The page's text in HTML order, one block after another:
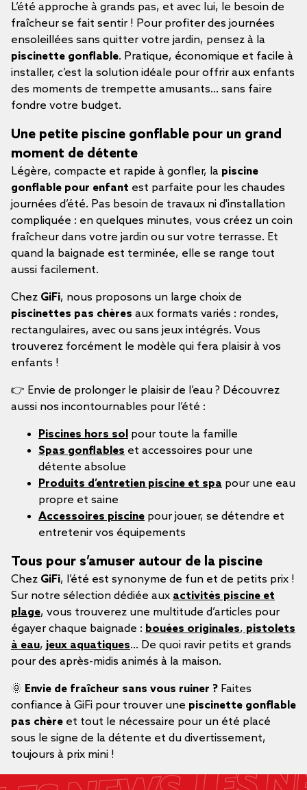
L’été approche à grands pas, et avec lui, le besoin de
fraîcheur se fait sentir ! Pour profiter des journées
ensoleillées sans quitter votre jardin, pensez à la
piscinette gonflable. Pratique, économique et facile à
installer, c’est la solution idéale pour offrir aux enfants
des moments de trempette amusants… sans faire
fondre votre budget.
Une petite piscine gonflable pour un grand
moment de détente
Légère, compacte et rapide à gonfler, la piscine
gonflable pour enfant est parfaite pour les chaudes
journées d’été. Pas besoin de travaux ni d'installation
compliquée : en quelques minutes, vous créez un coin
fraîcheur dans votre jardin ou sur votre terrasse. Et
quand la baignade est terminée, elle se range tout
aussi facilement.
Chez GiFi, nous proposons un large choix de
piscinettes pas chères aux formats variés : rondes,
rectangulaires, avec ou sans jeux intégrés. Vous
trouverez forcément le modèle qui fera plaisir à vos
enfants !
👉 Envie de prolonger le plaisir de l’eau ? Découvrez
aussi nos incontournables pour l’été :
Piscines hors sol pour toute la famille
Spas gonflables et accessoires pour une
détente absolue
Produits d’entretien piscine et spa pour une eau
propre et saine
Accessoires piscine pour jouer, se détendre et
entretenir vos équipements
Tous pour s’amuser autour de la piscine
Chez GiFi, l’été est synonyme de fun et de petits prix !
Sur notre sélection dédiée aux activités piscine et
plage, vous trouverez une multitude d’articles pour
égayer chaque baignade : bouées originales, pistolets
à eau, jeux aquatiques... De quoi ravir petits et grands
pour des après-midis animés à la maison.
🌞 Envie de fraîcheur sans vous ruiner ? Faites
confiance à GiFi pour trouver une piscinette gonflable
pas chère et tout le nécessaire pour un été placé
sous le signe de la détente et du divertissement,
toujours à prix mini !